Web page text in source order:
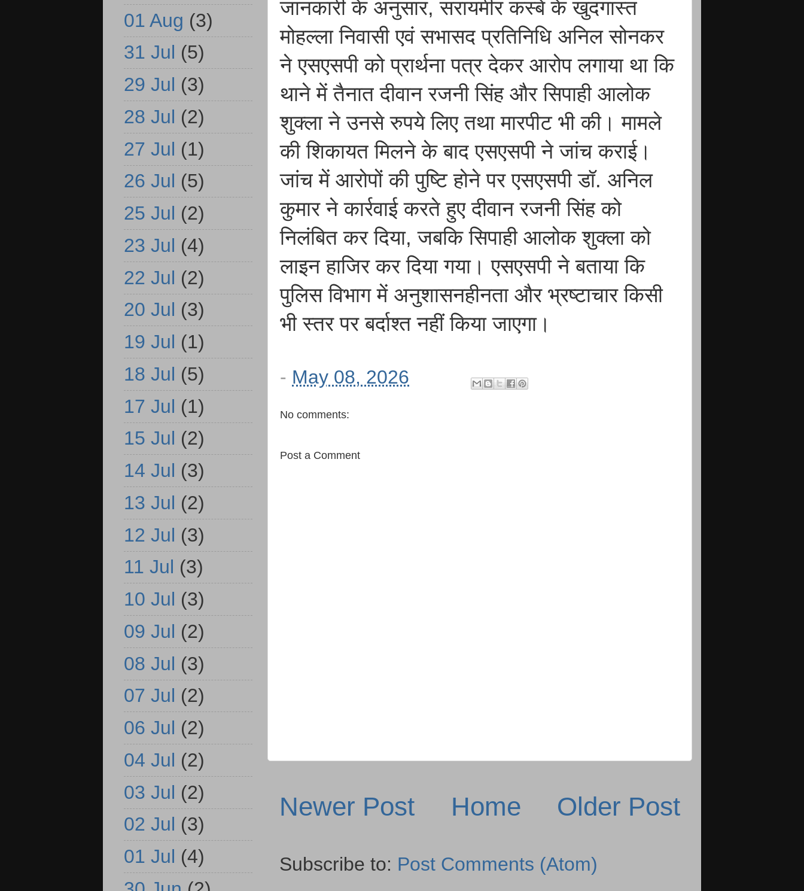
जानकारी के अनुसार, सरायमीर कस्बे के खुदगास्त
मोहल्ला निवासी एवं सभासद प्रतिनिधि अनिल सोनकर
ने एसएसपी को प्रार्थना पत्र देकर आरोप लगाया था कि
थाने में तैनात दीवान रजनी सिंह और सिपाही आलोक
शुक्ला ने उनसे रुपये लिए तथा मारपीट भी की। मामले
की शिकायत मिलने के बाद एसएसपी ने जांच कराई।
जांच में आरोपों की पुष्टि होने पर एसएसपी डॉ. अनिल
कुमार ने कार्रवाई करते हुए दीवान रजनी सिंह को
निलंबित कर दिया, जबकि सिपाही आलोक शुक्ला को
लाइन हाजिर कर दिया गया। एसएसपी ने बताया कि
पुलिस विभाग में अनुशासनहीनता और भ्रष्टाचार किसी
भी स्तर पर बर्दाश्त नहीं किया जाएगा।
- May 08, 2026
No comments:
Post a Comment
Newer Post Older Post
Home
Subscribe to: Post Comments (Atom)
01 Aug (3)
31 Jul (5)
29 Jul (3)
28 Jul (2)
27 Jul (1)
26 Jul (5)
25 Jul (2)
23 Jul (4)
22 Jul (2)
20 Jul (3)
19 Jul (1)
18 Jul (5)
17 Jul (1)
15 Jul (2)
14 Jul (3)
13 Jul (2)
12 Jul (3)
11 Jul (3)
10 Jul (3)
09 Jul (2)
08 Jul (3)
07 Jul (2)
06 Jul (2)
04 Jul (2)
03 Jul (2)
02 Jul (3)
01 Jul (4)